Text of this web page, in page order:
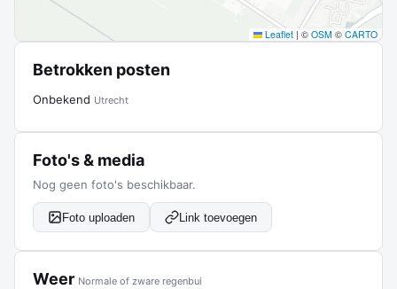
Leaflet | © OSM © CARTO
Betrokken posten
Onbekend Utrecht
Foto's & media
Nog geen foto's beschikbaar.
Foto uploaden Link toevoegen
Weer Normale of zware regenbui